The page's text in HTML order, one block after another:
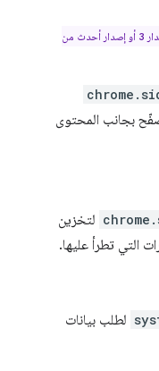
الإصدار 3 أو إصدار أحدث من
بجانب المحتوى
لتخزين
التي تطرأ عليها.
لطلب بيانات